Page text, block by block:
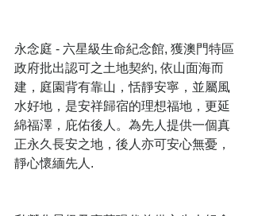
永念庭 - 六星級生命紀念館, 獲澳門特區
政府批出認可之土地契約, 依山面海而
建，庭園背有靠山，恬靜安寧，並屬風
水好地，是安祥歸宿的理想福地，更延
綿福澤，庇佑後人。為先人提供一個真
正永久長安之地，後人亦可安心無憂，
靜心懷緬先人.